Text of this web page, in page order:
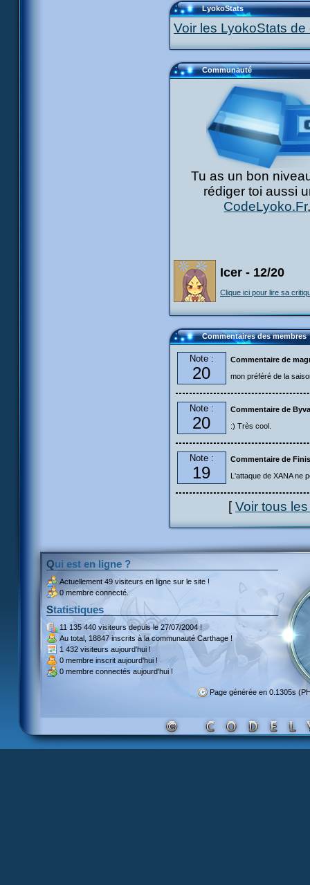
LyokoStats
Voir les LyokoStats
Communauté
Tu as un bon
rédiger toi aussi
CodeLyoko.Fr
Icer - 12/20
Clique ici pour lire sa
Commentaires des membres
Note :
20
Commentaire de
mon préféré de la
Note :
20
Commentaire de
:) Très cool.
Note :
19
Commentaire de
L'attaque de XANA ne
[Voir tous
Qui est en ligne ?
Actuellement 49 visiteurs en ligne sur le site !
0 membre connecté.
Statistiques
11 135 440 visiteursdepuis le 27/07/2004 !
Au total, 18847 inscritsà la communauté Carthage !
1 432 visiteurs aujourd'hui !
0 membre inscrit aujourd'hui !
0 membre connectés aujourd'hui !
Page générée en 0.1305s